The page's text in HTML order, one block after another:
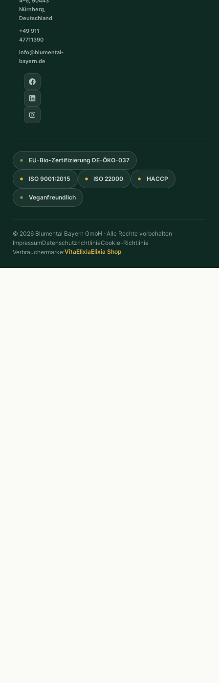
Nürnberg,
Deutschland
+49 911
47711390
info@blumental-
bayern.de
EU-Bio-Zertifizierung DE-ÖKO-037
ISO 9001:2015 ISO 22000 HACCP
Veganfreundlich
© 2026 Blumental Bayern GmbH · Alle Rechte vorbehalten
ImpressumDatenschutzrichtlinieCookie-Richtlinie
Verbrauchermarke:VitaElixiaElixia Shop